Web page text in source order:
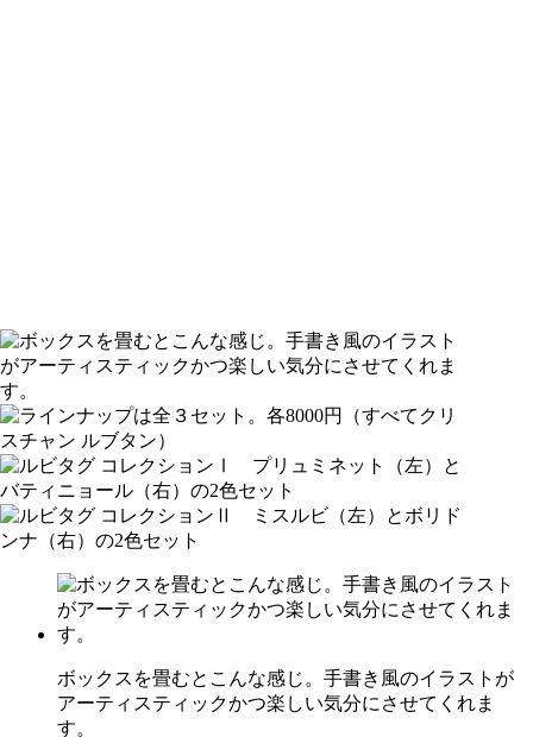
ボックスを畳むとこんな感じ。手書き風のイラストが
アーティスティックかつ楽しい気分にさせてくれま
す。